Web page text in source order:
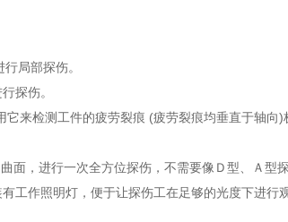
局部探伤。
探伤。
来检测工件的疲劳裂痕 (疲劳裂痕均垂直于轴向
面，进行一次全方位探伤，不需要像Ｄ型、Ａ型
工作照明灯，便于让探伤工在足够的光度下进行